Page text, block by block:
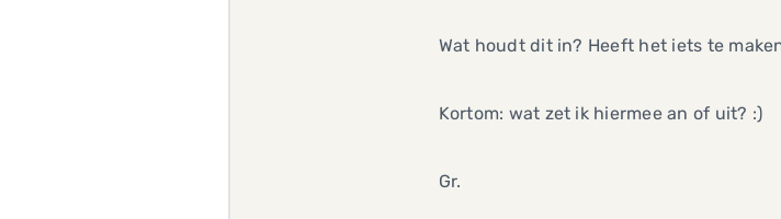
Wat houdt dit in? Heeft het iets te
Kortom: wat zet ik hiermee an of uit? :)
Gr.